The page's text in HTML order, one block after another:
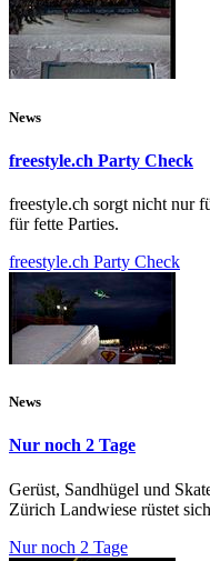
News
freestyle.ch Party Check
freestyle.ch sorgt nicht nur
für fette Parties.
freestyle.ch Party Check
News
Nur noch 2 Tage
Gerüst, Sandhügel und
Zürich Landwiese rüstet
Nur noch 2 Tage